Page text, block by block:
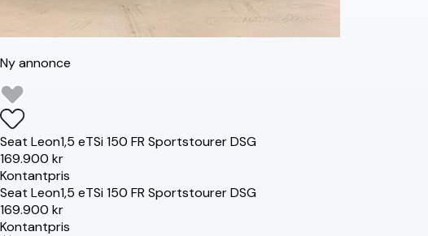
Ny annonce
Seat Leon1,5 eTSi 150 FR Sportstourer DSG
169.900 kr
Kontantpris
Seat Leon1,5 eTSi 150 FR Sportstourer DSG
169.900 kr
Kontantpris